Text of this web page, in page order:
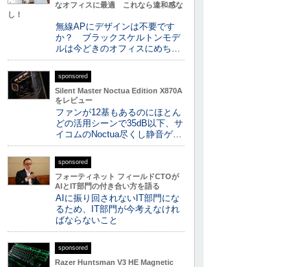
なオフィスに最適 これなら違和感な
し！
無線APにデザインは不要です
か？ ブラックスケルトンモデ
ルは今どきのオフィスにめち…
sponsored
Silent Master Noctua Edition X870A
をレビュー
ファンが12基もあるのにほとん
どの活用シーンで35dB以下、サ
イコムのNoctua尽くし静音ゲ…
sponsored
フォーティネット フィールドCTOが
AIとIT部門の付き合い方を語る
AIに振り回されないIT部門にな
るため、IT部門が今考えなけれ
ばならないこと
sponsored
Razer Huntsman V3 HE Magnetic